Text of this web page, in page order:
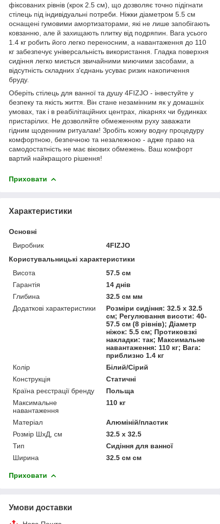
фіксованих рівнів (крок 2.5 см), що дозволяє точно підігнати
стілець під індивідуальні потреби. Ніжки діаметром 5.5 см
оснащені гумовими амортизаторами, які не лише запобігають
ковзанню, але й захищають плитку від подряпин. Вага усього
1.4 кг робить його легко переносним, а навантаження до 110
кг забезпечує універсальність використання. Гладка поверхня
сидіння легко миється звичайними миючими засобами, а
відсутність складних з'єднань усуває ризик накопичення
бруду.
Оберіть стілець для ванної та душу 4FIZJO - інвестуйте у
безпеку та якість життя. Він стане незамінним як у домашніх
умовах, так і в реабілітаційних центрах, лікарнях чи будинках
пристарілих. Не дозволяйте обмеженням руху заважати
гідним щоденним ритуалам! Зробіть кожну водну процедуру
комфортною, безпечною та незалежною - адже право на
самодостатність не має вікових обмежень. Ваш комфорт
вартий найкращого рішення!
Приховати
Характеристики
Основні
Виробник
4FIZJO
Користувальницькі характеристики
Висота
57.5 см
Гарантія
14 днів
Глибина
32.5 см мм
Додаткові характеристики
Розміри сидіння: 32.5 x 32.5
см; Регулювання висоти: 40-
57.5 см (8 рівнів); Діаметр
ніжок: 5.5 см; Протиковзкі
накладки: так; Максимальне
навантаження: 110 кг; Вага:
приблизно 1.4 кг
Колір
Білий/Сірий
Конструкція
Статичні
Країна реєстрації бренду
Польща
Максимальне
навантаження
110 кг
Матеріал
Алюміній/пластик
Розмір ШхД, см
32.5 x 32.5
Тип
Сидіння для ванної
Ширина
32.5 см см
Приховати
Умови доставки